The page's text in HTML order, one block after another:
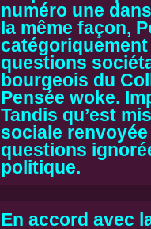
numéro une
la même façon,
questions
bourgeois du
Pensée woke.
Tandis qu’est
sociale
questions
politique.
En accord avec